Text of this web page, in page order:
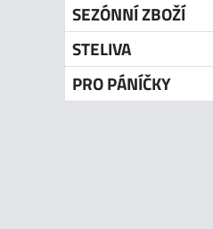
SEZÓNNÍ ZBOŽÍ
STELIVA
PRO PÁNÍČKY